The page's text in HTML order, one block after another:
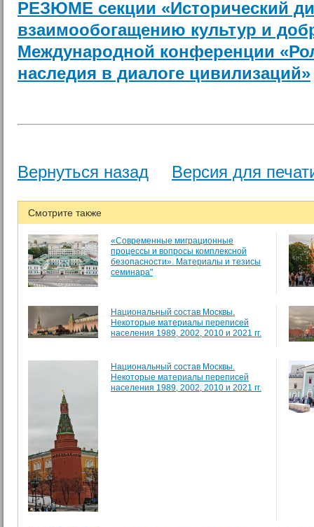
РЕЗЮМЕ cекции «Исторический
взаимообогащению культур и
Международной конференции
наследия в диалоге цивилизаций»
Вернуться назад Версия для
Смотрите также
«Современные миграционные
процессы и вопросы комплексной
безопасности». Материалы и тезисы
семинара"
Национальный состав Москвы.
Некоторые материалы переписей
населения 1989, 2002, 2010 и 2021 гг.
Национальный состав Москвы.
Некоторые материалы переписей
населения 1989, 2002, 2010 и 2021 гг.